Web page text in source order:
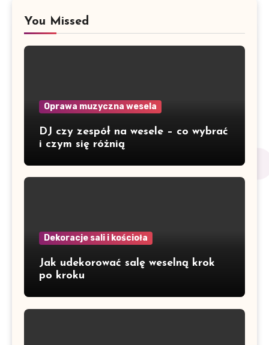
You Missed
Oprawa muzyczna wesela
DJ czy zespół na wesele – co wybrać
i czym się różnią
Dekoracje sali i kościoła
Jak udekorować salę weselną krok
po kroku